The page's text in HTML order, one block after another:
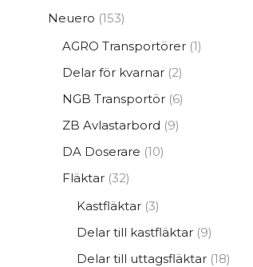
Neuero 153153
AGRO Transportörer 11
Delar för kvarnar 22
produkter
NGB Transportör 66
ZB Avlastarbord 99
DA Doserare 1010
Fläktar 3232
Kastfläktar 33
produkter
Delar till kastfläktar 99
Delar till uttagsfläktar 1818